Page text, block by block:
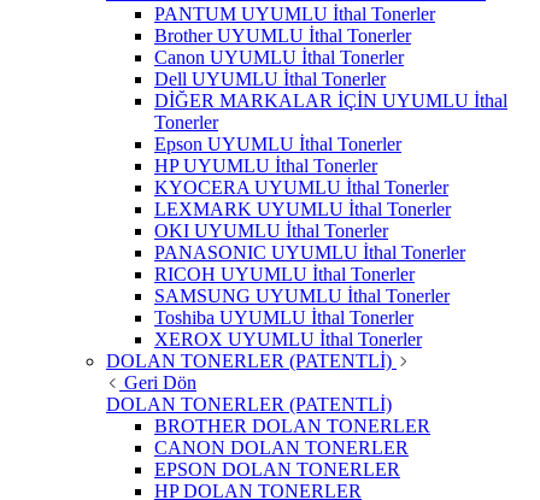
PANTUM UYUMLU İthal Tonerler
Brother UYUMLU İthal Tonerler
Canon UYUMLU İthal Tonerler
Dell UYUMLU İthal Tonerler
DİĞER MARKALAR İÇİN UYUMLU İthal
Tonerler
Epson UYUMLU İthal Tonerler
HP UYUMLU İthal Tonerler
KYOCERA UYUMLU İthal Tonerler
LEXMARK UYUMLU İthal Tonerler
OKI UYUMLU İthal Tonerler
PANASONIC UYUMLU İthal Tonerler
RICOH UYUMLU İthal Tonerler
SAMSUNG UYUMLU İthal Tonerler
Toshiba UYUMLU İthal Tonerler
XEROX UYUMLU İthal Tonerler
DOLAN TONERLER (PATENTLİ)
Geri Dön
DOLAN TONERLER (PATENTLİ)
BROTHER DOLAN TONERLER
CANON DOLAN TONERLER
EPSON DOLAN TONERLER
HP DOLAN TONERLER